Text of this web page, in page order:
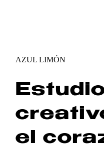
AZUL LIMÓN
el